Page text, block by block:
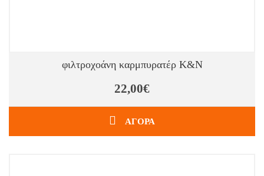
φιλτροχοάνη καρμπυρατέρ K&N
22,00€
ΑΓΟΡΑ